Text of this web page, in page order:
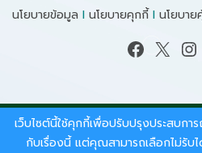
นโยบายข้อมูล I นโยบายคุกกี้ I นโยบา
Facebook X Instagram
สงวนลิขสิทธิ์ © 2026 - สำนั
ทรัพยากรธรรมชาติแ
เว็บไซต์นี้ใช้คุกกี้เพื่อปรับปรุงประสบก
กับเรื่องนี้ แต่คุณสามารถเลือกไม่รับ